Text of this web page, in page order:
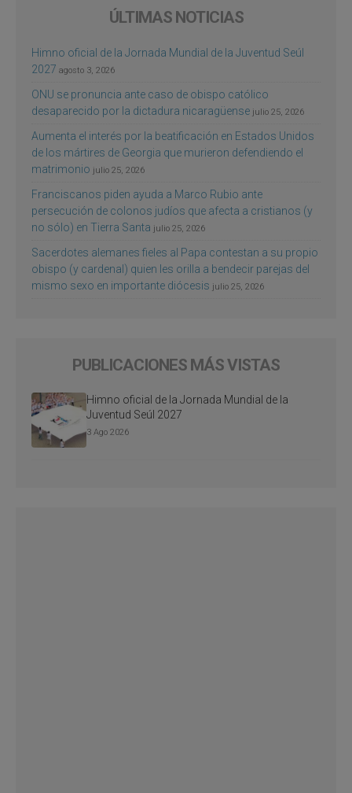
ÚLTIMAS NOTICIAS
Himno oficial de la Jornada Mundial de la Juventud Seúl
2027 agosto 3, 2026
ONU se pronuncia ante caso de obispo católico
desaparecido por la dictadura nicaragüense julio 25, 2026
Aumenta el interés por la beatificación en Estados Unidos
de los mártires de Georgia que murieron defendiendo el
matrimonio julio 25, 2026
Franciscanos piden ayuda a Marco Rubio ante
persecución de colonos judíos que afecta a cristianos (y
no sólo) en Tierra Santa julio 25, 2026
Sacerdotes alemanes fieles al Papa contestan a su propio
obispo (y cardenal) quien les orilla a bendecir parejas del
mismo sexo en importante diócesis julio 25, 2026
PUBLICACIONES MÁS VISTAS
Himno oficial de la Jornada Mundial de la
Juventud Seúl 2027
3 Ago 2026